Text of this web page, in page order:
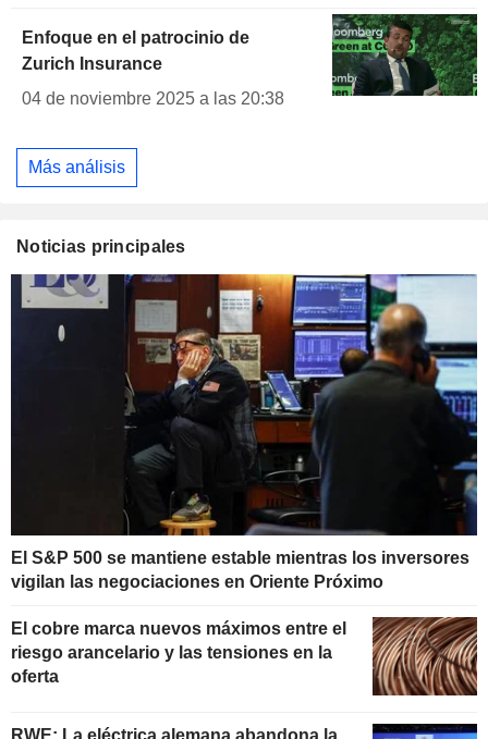
Enfoque en el patrocinio de
Zurich Insurance
04 de noviembre 2025 a las 20:38
Más análisis
Noticias principales
El S&P 500 se mantiene estable mientras los inversores
vigilan las negociaciones en Oriente Próximo
El cobre marca nuevos máximos entre el
riesgo arancelario y las tensiones en la
oferta